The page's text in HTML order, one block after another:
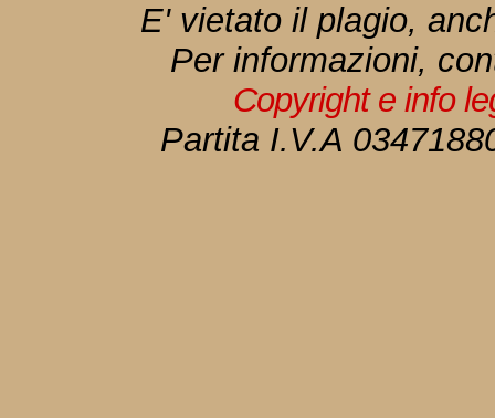
E' vietato il plagio,
Per informazioni,
Copyright e info
Partita I.V.A